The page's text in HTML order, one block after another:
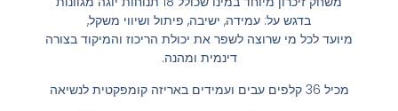
בדגש על: עמידה, ישיבה, פיתול ושיווי משקל,
מיועד לכל מי שרוצה לשפר את יכולת הריכוז והמיקוד בצורה
דינמית ומהנה.
מכיל 36 קלפים עבים ועמידים באריזה קומפקטית לנשיאה